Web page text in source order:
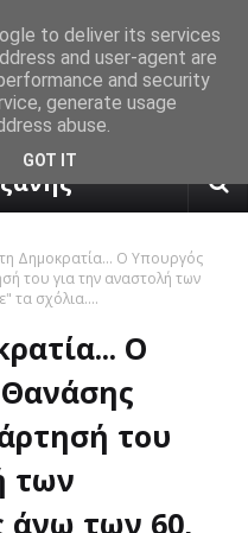
πρόγνωση καιρού από το
Δημοκρατία... Ο Υπουργός
του για την αναστολή των
τα σχόλια....
Ο
του
των
άνω των 60,
to deliver its services
and user-agent are
and security
generate usage
abuse.
GOT IT